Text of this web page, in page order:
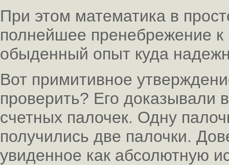
При этом математика в
полнейшее пренебрежение
обыденный опыт куда
Вот примитивное
проверить? Его
счетных палочек. Одну
получились две палочки.
увиденное как абсолютную